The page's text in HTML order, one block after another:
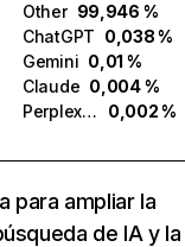
Other 99,946 %
ChatGPT 0,038 %
Gemini 0,01 %
Claude 0,004 %
Perplexity
0,002 %
para ampliar la
de IA y la